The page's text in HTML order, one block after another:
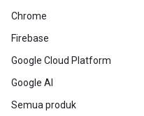
Chrome
Firebase
Google Cloud Platform
Google AI
Semua produk